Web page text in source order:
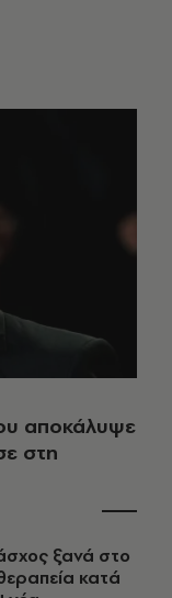
αποκάλυψε
στη
ξανά στο
κατά